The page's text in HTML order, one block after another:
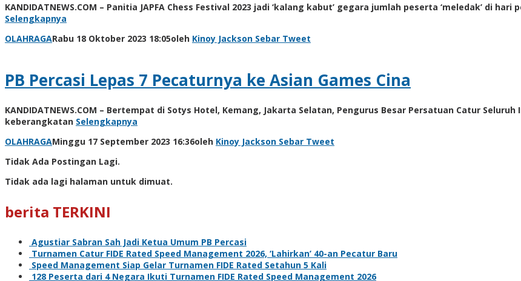
KANDIDATNEWS.COM – Panitia JAPFA Chess Festival 2023 jadi ‘kalang kabut’ gegara jumlah peserta ‘meledak’ di
Selengkapnya
OLAHRAGARabu 18 Oktober 2023 18:05oleh Kinoy Jackson Sebar Tweet
PB Percasi Lepas 7 Pecaturnya ke Asian Games Cina
KANDIDATNEWS.COM – Bertempat di Sotys Hotel, Kemang, Jakarta Selatan, Pengurus Besar Persatuan Catur
keberangkatan Selengkapnya
OLAHRAGAMinggu 17 September 2023 16:36oleh Kinoy Jackson Sebar Tweet
Tidak Ada Postingan Lagi.
Tidak ada lagi halaman untuk dimuat.
berita TERKINI
Agustiar Sabran Sah Jadi Ketua Umum PB Percasi
Turnamen Catur FIDE Rated Speed Management 2026, ‘Lahirkan’ 40-an Pecatur Baru
Speed Management Siap Gelar Turnamen FIDE Rated Setahun 5 Kali
128 Peserta dari 4 Negara Ikuti Turnamen FIDE Rated Speed Management 2026